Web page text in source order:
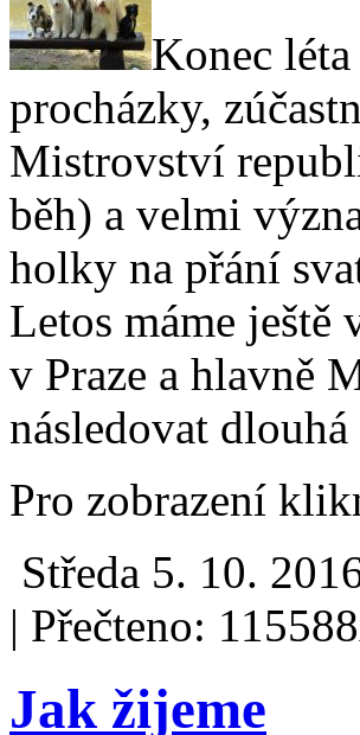
Konec
procházky,
Mistrovství
běh) a velmi
holky na přání
Letos máme
v Praze a hlavně
následovat
Pro zobrazení
Středa 5. 10.
| Přečteno:
Jak žijeme